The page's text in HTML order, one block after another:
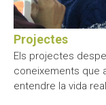
Projectes
Els projectes
coneixements que
entendre la vida